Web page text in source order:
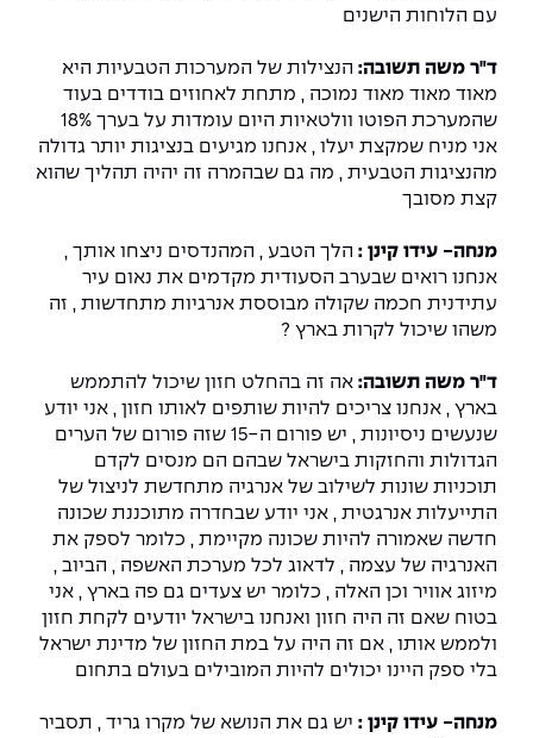
עם הלוחות הישנים
ד"ר משה תשובה: הנצילות של המערכות הטבעיות היא
מאוד מאוד מאוד נמוכה , מתחת לאחוזים בודדים בעוד
שהמערכת הפוטו וולטאיות היום עומדות על בערך 18%
אני מניח שמקצת יעלו , אנחנו מגיעים בנציגות יותר גדולה
מהנציגות הטבעית , מה גם שבהמרה זה יהיה תהליך שהוא
קצת מסובך
מנחה- עידו קינן : הלך הטבע , המהנדסים ניצחו אותך ,
אנחנו רואים שבערב הסעודית מקדמים את נאום עיר
עתידנית חכמה שקולה מבוססת אנרגיות מתחדשות , זה
משהו שיכול לקרות בארץ ?
ד"ר משה תשובה: אה זה בהחלט חזון שיכול להתממש
בארץ , אנחנו צריכים להיות שותפים לאותו חזון , אני יודע
שנעשים ניסיונות , יש פורום ה-15 שזה פורום של הערים
הגדולות והחזקות בישראל שבהם הם מנסים לקדם
תוכניות שונות לשילוב של אנרגיה מתחדשת לניצול של
התייעלות אנרגטית , אני יודע שבחדרה מתוכננת שכונה
חדשה שאמורה להיות שכונה מקיימת , כלומר לספק את
האנרגיה של עצמה , לדאוג לכל מערכת האשפה , הביוב ,
מיזוג אוויר וכן האלה , כלומר יש צעדים גם פה בארץ , אני
בטוח שאם זה היה חזון ואנחנו בישראל יודעים לקחת חזון
ולממש אותו , אם זה היה על במת החזון של מדינת ישראל
בלי ספק היינו יכולים להיות המובילים בעולם בתחום
מנחה- עידו קינן : יש גם את הנושא של מקרו גריד , תסביר